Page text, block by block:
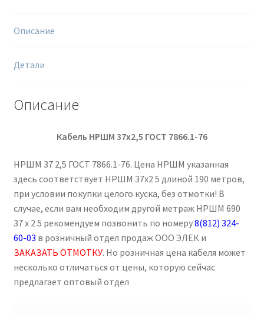
Описание
Детали
Описание
Кабель НРШМ 37х2,5 ГОСТ 7866.1-76
НРШМ 37 2,5 ГОСТ 7866.1-76. Цена НРШМ указанная
здесь соответствует НРШМ 37х2 5 длиной 190 метров,
при условии покупки целого куска, без отмотки! В
случае, если вам необходим другой метраж НРШМ 690
37 х 2 5 рекомендуем позвонить по номеру8(812) 324-
60-03 в розничный отдел продаж ООО ЭЛЕК и
ЗАКАЗАТЬ ОТМОТКУ. Но розничная цена кабеля может
несколько отличаться от цены, которую сейчас
предлагает оптовый отдел